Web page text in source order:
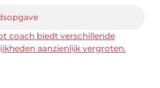
coach biedt verschillende
aanzienlijk vergroten.